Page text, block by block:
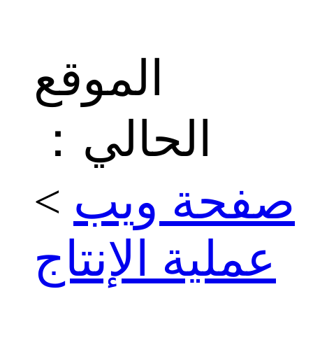
الموقع
الحالي：
صفحة ويب >
عملية الإنتاج